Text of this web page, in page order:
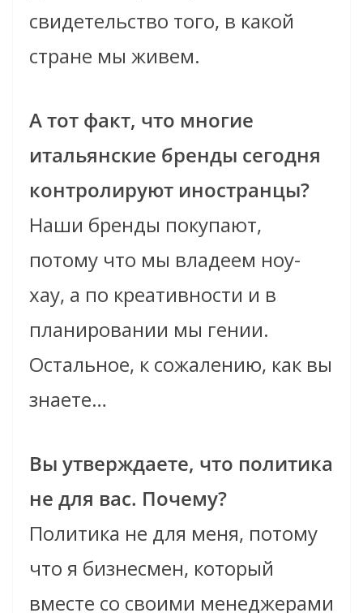
свидетельство того, в какой
стране мы живем.
А тот факт, что многие
итальянские бренды сегодня
контролируют иностранцы?
Наши бренды покупают,
потому что мы владеем ноу-
хау, а по креативности и в
планировании мы гении.
Остальное, к сожалению, как вы
знаете…
Вы утверждаете, что политика
не для вас. Почему?
Политика не для меня, потому
что я бизнесмен, который
вместе со своими менеджерами